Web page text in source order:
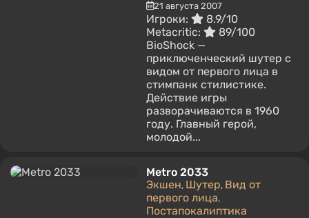
21 августа 2007
Игроки:
8.9/10
Metacritic:
89/100
BioShock —
приключенческий шутер с
видом от первого лица в
стимпанк стилистике.
Действие игры
разворачиваются в 1960
году. Главный герой,
молодой...
Metro 2033
Экшен, Шутер, Вид от
первого лица,
Постапокалиптика